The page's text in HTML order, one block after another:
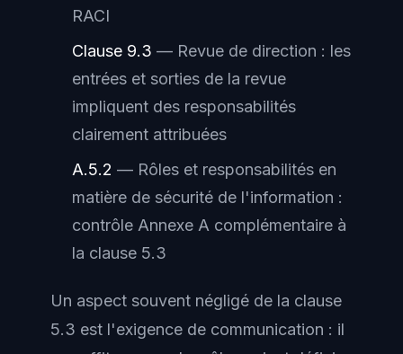
RACI
Clause 9.3 — Revue de direction : les
entrées et sorties de la revue
impliquent des responsabilités
clairement attribuées
A.5.2 — Rôles et responsabilités en
matière de sécurité de l'information :
contrôle Annexe A complémentaire à
la clause 5.3
Un aspect souvent négligé de la clause
5.3 est l'exigence de communication : il